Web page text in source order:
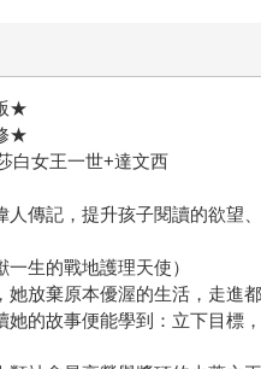
★
★
白女王一世+達文西
人傳記，提升孩子閱讀的欲望
生的戰地護理天使）
她放棄原本優渥的生活，走進
的故事便能學到：立下目標